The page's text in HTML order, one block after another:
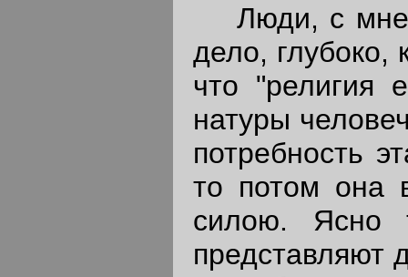
Люди, с
дело, глубоко,
что "религия
натуры
потребность
то потом она
силою. Ясно
представляют